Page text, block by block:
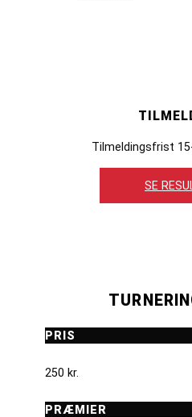
Tilmeldingsfrist
SE
PRIS
250 kr.
PRÆMIER